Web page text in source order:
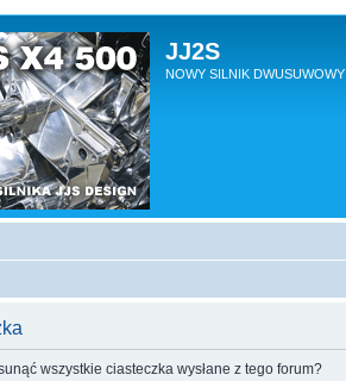
JJ2S
NOWY SILNIK DWUSUWOWY
wszystkie ciasteczka wysłane z tego forum?